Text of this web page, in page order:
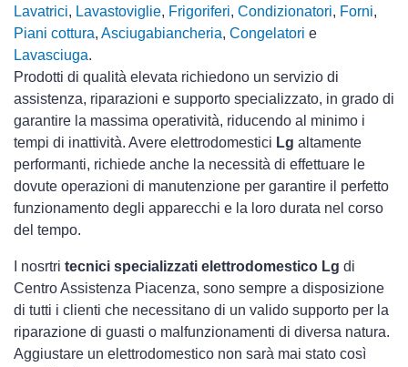
Lavatrici, Lavastoviglie, Frigoriferi, Condizionatori, Forni,
Piani cottura, Asciugabiancheria, Congelatori e
Lavasciuga.
Prodotti di qualità elevata richiedono un servizio di
assistenza, riparazioni e supporto specializzato, in grado di
garantire la massima operatività, riducendo al minimo i
tempi di inattività. Avere elettrodomestici Lg altamente
performanti, richiede anche la necessità di effettuare le
dovute operazioni di manutenzione per garantire il perfetto
funzionamento degli apparecchi e la loro durata nel corso
del tempo.
I nosrtri tecnici specializzati elettrodomestico Lg di
Centro Assistenza Piacenza, sono sempre a disposizione
di tutti i clienti che necessitano di un valido supporto per la
riparazione di guasti o malfunzionamenti di diversa natura.
Aggiustare un elettrodomestico non sarà mai stato così